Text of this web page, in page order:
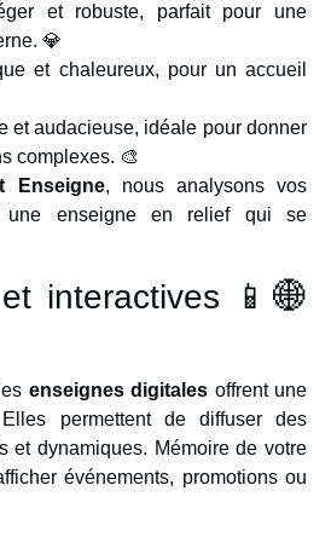
et robuste, parfait pour une
💎
et chaleureux, pour un accueil
et audacieuse, idéale pour donner
complexes. 🎨
Enseigne, nous analysons vos
une enseigne en relief qui se
interactives 📱🌐
enseignes digitales offrent une
permettent de diffuser des
et dynamiques. Mémoire de votre
événements, promotions ou